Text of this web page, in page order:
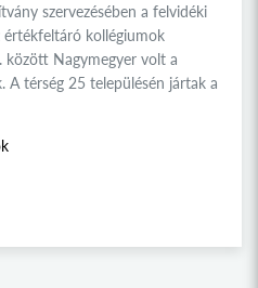
szervezésében a felvidéki
kollégiumok
között Nagymegyer volt a
A térség 25 településén jártak a